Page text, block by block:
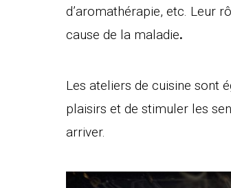
d’aromathérapie, etc. Leur
cause de la maladie.
Les ateliers de cuisine sont
plaisirs et de stimuler les
arriver.